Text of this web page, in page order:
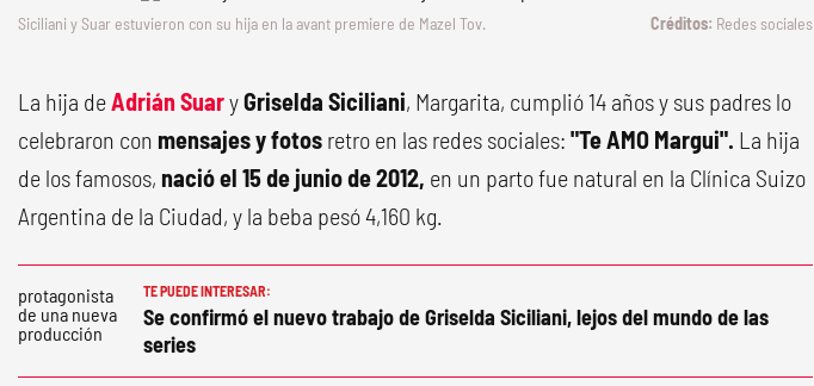
Siciliani y Suar estuvieron con su hija en la avant premiere de Mazel Tov. Redes sociales
La hija deAdrián SuaryGriselda Siciliani, Margarita, cumplió 14 años y sus padres lo
celebraron con mensajes y fotos retro en las redes sociales: "Te AMO Margui". La hija
de los famosos, nació el 15 de junio de 2012, en un parto fue natural en la Clínica Suizo
Argentina de la Ciudad, y la beba pesó 4,160 kg.
TE PUEDE INTERESAR:
Se confirmó el nuevo trabajo de Griselda Siciliani, lejos del mundo de las
series